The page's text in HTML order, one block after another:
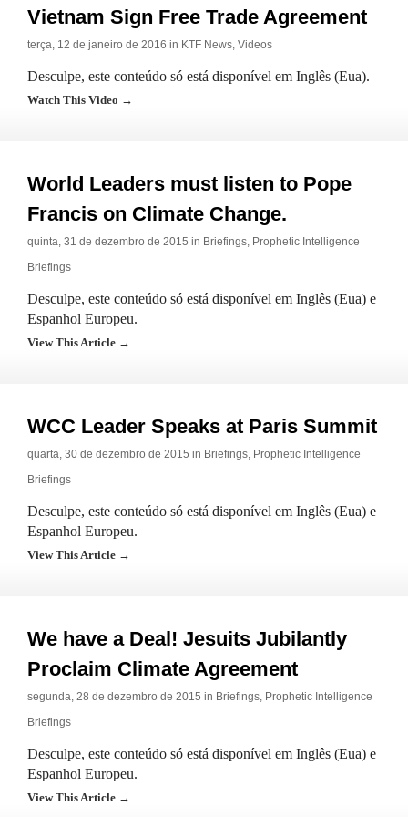
Vietnam Sign Free Trade Agreement
terça, 12 de janeiro de 2016 in KTF News, Videos
Desculpe, este conteúdo só está disponível em Inglês (Eua).
Watch This Video →
World Leaders must listen to Pope
Francis on Climate Change.
quinta, 31 de dezembro de 2015 in Briefings, Prophetic Intelligence
Briefings
Desculpe, este conteúdo só está disponível em Inglês (Eua) e
Espanhol Europeu.
View This Article →
WCC Leader Speaks at Paris Summit
quarta, 30 de dezembro de 2015 in Briefings, Prophetic Intelligence
Briefings
Desculpe, este conteúdo só está disponível em Inglês (Eua) e
Espanhol Europeu.
View This Article →
We have a Deal! Jesuits Jubilantly
Proclaim Climate Agreement
segunda, 28 de dezembro de 2015 in Briefings, Prophetic Intelligence
Briefings
Desculpe, este conteúdo só está disponível em Inglês (Eua) e
Espanhol Europeu.
View This Article →